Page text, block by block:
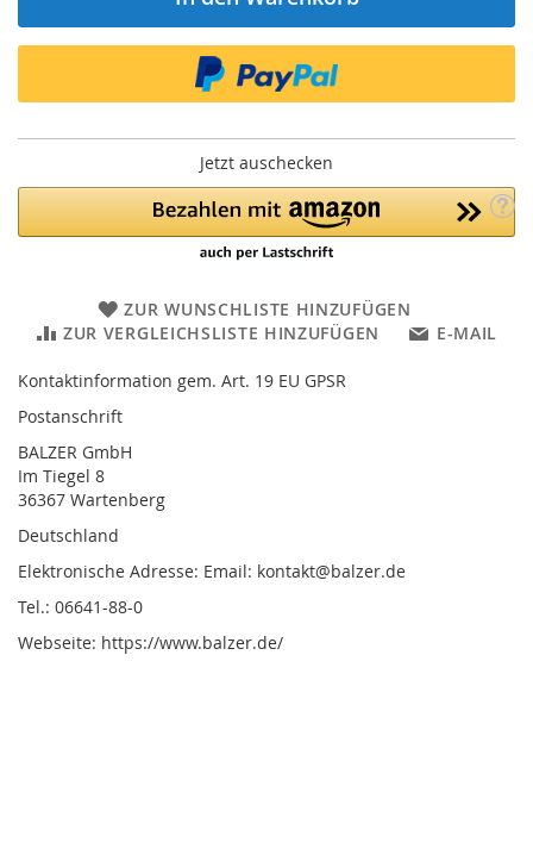
Jetzt auschecken
ZUR WUNSCHLISTE HINZUFÜGEN
ZUR VERGLEICHSLISTE HINZUFÜGEN
E-MAIL
Kontaktinformation gem. Art. 19 EU GPSR
Postanschrift
BALZER GmbH
Im Tiegel 8
36367 Wartenberg
Deutschland
Elektronische Adresse: Email: kontakt@balzer.de
Tel.: 06641-88-0
Webseite: https://www.balzer.de/